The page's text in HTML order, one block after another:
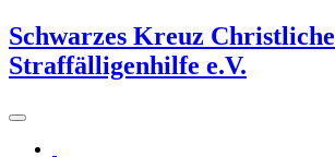
Schwarzes Kreuz Christliche
Straffälligenhilfe e.V.